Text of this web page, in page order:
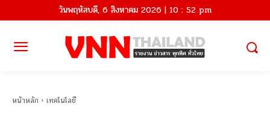
วันพฤหัสบดี, 6 สิงหาคม 2026 | 10 : 52 pm
หน้าหลัก เทคโนโลยี